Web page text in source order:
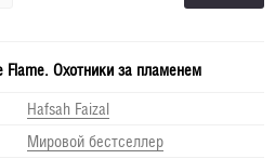
Flame. Охотники за пламенем
Hafsah Faizal
Мировой бестселлер